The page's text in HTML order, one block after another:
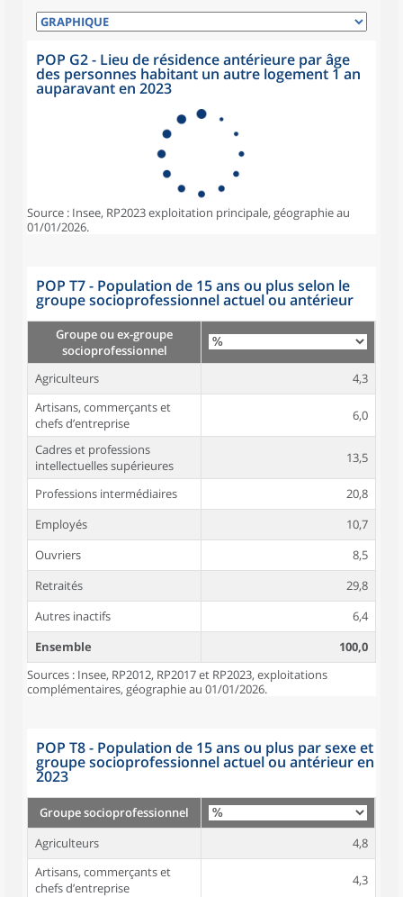
POP G2 - Lieu de résidence antérieure par âge
des personnes habitant un autre logement 1 an
auparavant en 2023
Source : Insee, RP2023 exploitation principale, géographie au
01/01/2026.
POP T7 - Population de 15 ans ou plus selon le
groupe socioprofessionnel actuel ou antérieur
Groupe ou ex-groupe
socioprofessionnel
Agriculteurs
4,3
Artisans, commerçants et
chefs d’entreprise
6,0
Cadres et professions
intellectuelles supérieures
13,5
Professions intermédiaires
20,8
Employés
10,7
Ouvriers
8,5
Retraités
29,8
Autres inactifs
6,4
Ensemble
100,0
Sources : Insee, RP2012, RP2017 et RP2023, exploitations
complémentaires, géographie au 01/01/2026.
POP T8 - Population de 15 ans ou plus par sexe et
groupe socioprofessionnel actuel ou antérieur en
2023
Groupe socioprofessionnel
Agriculteurs
4,8
Artisans, commerçants et
chefs d’entreprise
4,3